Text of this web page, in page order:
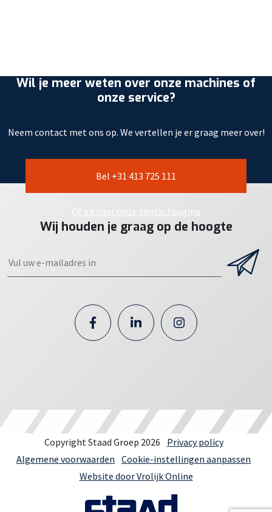
Wil je meer weten over onze machines of
onze service?
Neem contact met ons op. We vertellen je er graag meer over!
Bel +31 413 725 111
Of ga naar onze contactpagina
Wij houden je graag op de hoogte
Copyright Staad Groep 2026
Privacy policy
Algemene voorwaarden Cookie-instellingen aanpassen
Website door Vrolijk Online